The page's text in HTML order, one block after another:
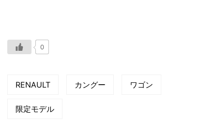
0
RENAULT カングー ワゴン
限定モデル